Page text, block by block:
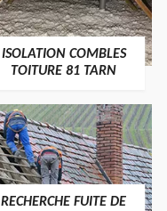
ISOLATION COMBLES
TOITURE 81 TARN
RECHERCHE FUITE DE